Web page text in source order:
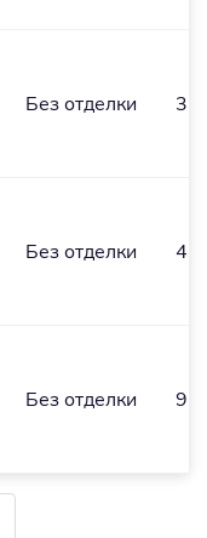
Без отделки
Без отделки
Без отделки 96